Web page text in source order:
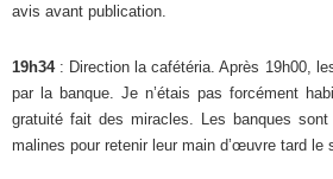
avis avant publication.
19h34: Direction la cafétéria. Après 19h00,
par la banque. Je n’étais pas forcément
gratuité fait des miracles. Les banques
malines pour retenir leur main d’œuvre tard le